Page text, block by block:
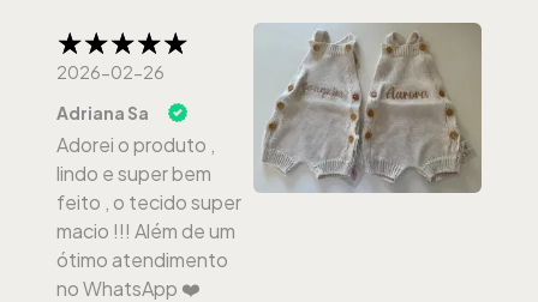
2026-02-26
Adriana Sa
Adorei o produto ,
lindo e super bem
feito , o tecido super
macio !!! Além de um
ótimo atendimento
no WhatsApp ❤️